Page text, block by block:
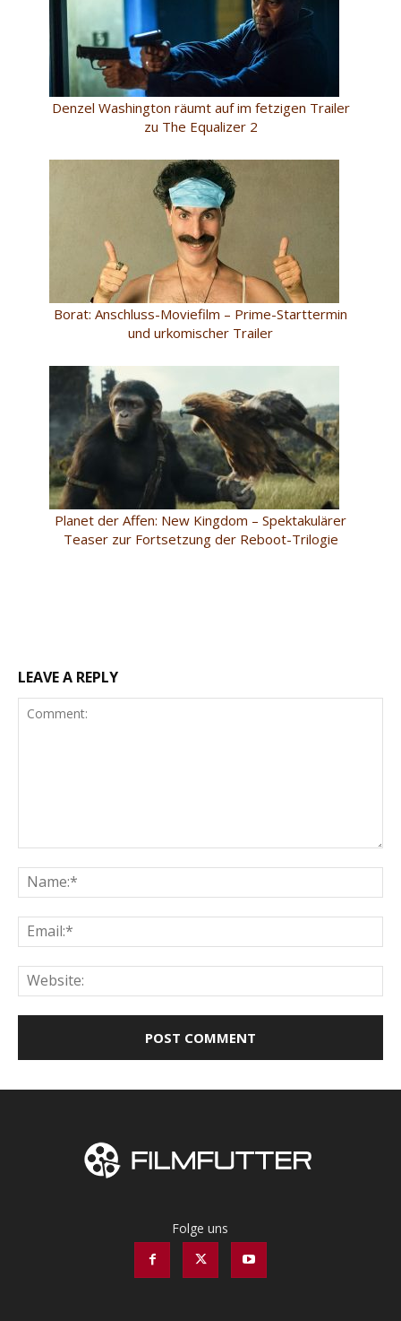
Denzel Washington räumt auf im fetzigen Trailer
zu The Equalizer 2
Borat: Anschluss-Moviefilm – Prime-Starttermin
und urkomischer Trailer
Planet der Affen: New Kingdom – Spektakulärer
Teaser zur Fortsetzung der Reboot-Trilogie
LEAVE A REPLY
Folge uns